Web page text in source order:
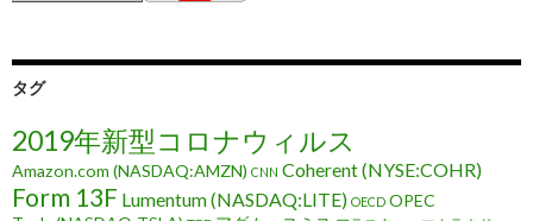
タグ
2019年新型コロナウィルス
Amazon.com (NASDAQ:AMZN) CNN Coherent (NYSE:COHR)
Form 13F Lumentum (NASDAQ:LITE) OECD OPEC